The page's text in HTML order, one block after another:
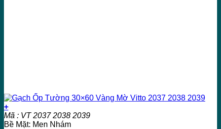
+
Mã : VT 2037 2038 2039
Bề Mặt: Men Nhám